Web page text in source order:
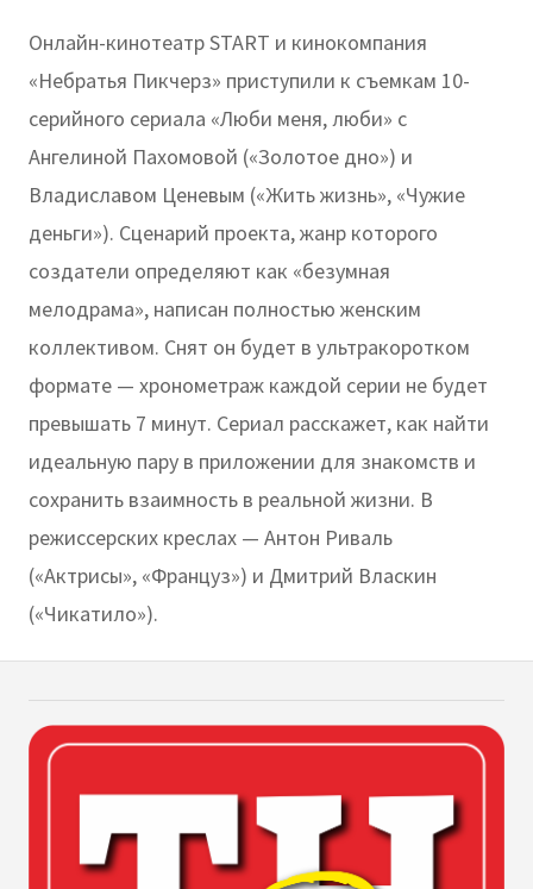
Онлайн-кинотеатр START и кинокомпания
«Небратья Пикчерз» приступили к съемкам 10-
серийного сериала «Люби меня, люби» с
Ангелиной Пахомовой («Золотое дно») и
Владиславом Ценевым («Жить жизнь», «Чужие
деньги»). Сценарий проекта, жанр которого
создатели определяют как «безумная
мелодрама», написан полностью женским
коллективом. Снят он будет в ультракоротком
формате — хронометраж каждой серии не будет
превышать 7 минут. Сериал расскажет, как найти
идеальную пару в приложении для знакомств и
сохранить взаимность в реальной жизни. В
режиссерских креслах — Антон Риваль
(«Актрисы», «Француз») и Дмитрий Власкин
(«Чикатило»).